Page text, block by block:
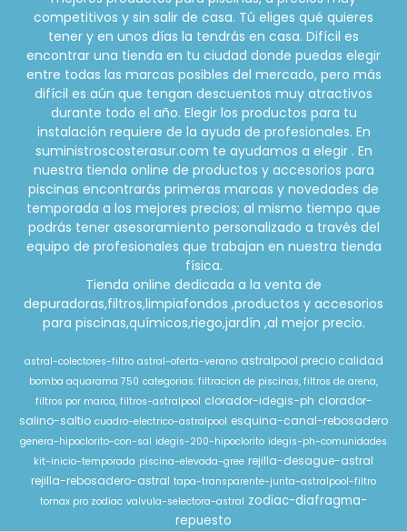
competitivos y sin salir de casa. Tú eliges qué quieres
tener y en unos días la tendrás en casa. Difícil es
encontrar una tienda en tu ciudad donde puedas elegir
entre todas las marcas posibles del mercado, pero más
difícil es aún que tengan descuentos muy atractivos
durante todo el año. Elegir los productos para tu
instalación requiere de la ayuda de profesionales. En
suministroscosterasur.com te ayudamos a elegir . En
nuestra tienda online de productos y accesorios para
piscinas encontrarás primeras marcas y novedades de
temporada a los mejores precios; al mismo tiempo que
podrás tener asesoramiento personalizado a través del
equipo de profesionales que trabajan en nuestra tienda
física.
Tienda online dedicada a la venta de
depuradoras,filtros,limpiafondos ,productos y accesorios
para piscinas,químicos,riego,jardín ,al mejor precio.
astral-colectores-filtro astral-oferta-verano astralpool precio calidad
bomba aquarama 750 categorias: filtracion de piscinas, filtros de arena,
filtros por marca, filtros-astralpool clorador-idegis-ph clorador-
salino-saltio cuadro-electrico-astralpool esquina-canal-rebosadero
genera-hipoclorito-con-sal idegis-200-hipoclorito idegis-ph-comunidades
kit-inicio-temporada piscina-elevada-gree rejilla-desague-astral
rejilla-rebosadero-astral tapa-transparente-junta-astralpool-filtro
tornax pro zodiac valvula-selectora-astral zodiac-diafragma-
repuesto